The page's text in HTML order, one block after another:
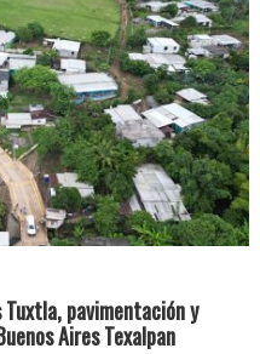
Tuxtla, pavimentación y
Aires Texalpan